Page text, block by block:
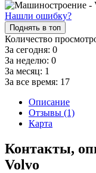
Нашли ошибку?
Поднять в топ
Количество
За сегодня: 0
За неделю: 0
За месяц: 1
За все время: 17
Описание
Отзывы (1)
Карта
Контакты,
Volvo